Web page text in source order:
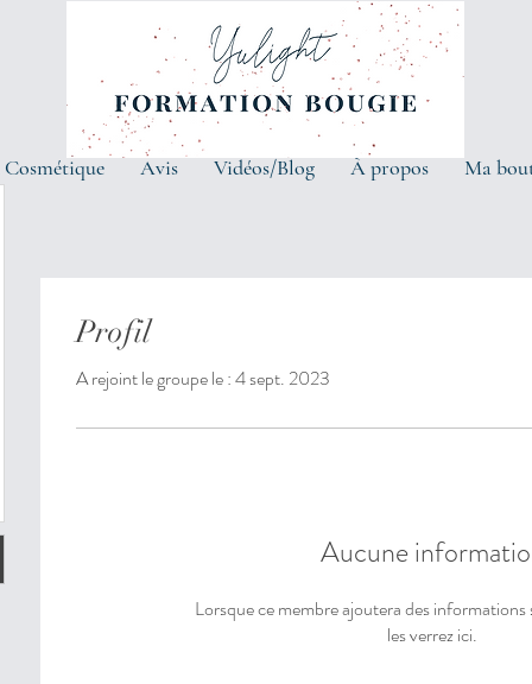
Avis Vidéos/Blog À propos Ma
Profil
A rejoint le groupe le : 4 sept. 2023
Aucune
Lorsque ce membre ajoutera des
les verrez ici.